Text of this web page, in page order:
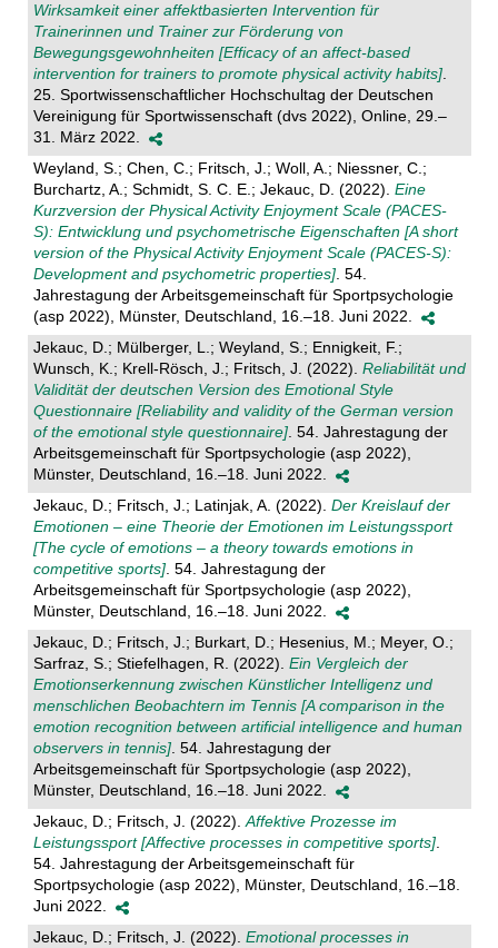
Wirksamkeit einer affektbasierten Intervention für
Trainerinnen und Trainer zur Förderung von
Bewegungsgewohnheiten [Efficacy of an affect-based
intervention for trainers to promote physical activity habits].
25. Sportwissenschaftlicher Hochschultag der Deutschen
Vereinigung für Sportwissenschaft (dvs 2022), Online, 29.–
31. März 2022.
Weyland, S.; Chen, C.; Fritsch, J.; Woll, A.; Niessner, C.;
Burchartz, A.; Schmidt, S. C. E.; Jekauc, D. (2022). Eine
Kurzversion der Physical Activity Enjoyment Scale (PACES-
S): Entwicklung und psychometrische Eigenschaften [A short
version of the Physical Activity Enjoyment Scale (PACES-S):
Development and psychometric properties]. 54.
Jahrestagung der Arbeitsgemeinschaft für Sportpsychologie
(asp 2022), Münster, Deutschland, 16.–18. Juni 2022.
Jekauc, D.; Mülberger, L.; Weyland, S.; Ennigkeit, F.;
Wunsch, K.; Krell-Rösch, J.; Fritsch, J. (2022). Reliabilität und
Validität der deutschen Version des Emotional Style
Questionnaire [Reliability and validity of the German version
of the emotional style questionnaire]. 54. Jahrestagung der
Arbeitsgemeinschaft für Sportpsychologie (asp 2022),
Münster, Deutschland, 16.–18. Juni 2022.
Jekauc, D.; Fritsch, J.; Latinjak, A. (2022). Der Kreislauf der
Emotionen – eine Theorie der Emotionen im Leistungssport
[The cycle of emotions – a theory towards emotions in
competitive sports]. 54. Jahrestagung der
Arbeitsgemeinschaft für Sportpsychologie (asp 2022),
Münster, Deutschland, 16.–18. Juni 2022.
Jekauc, D.; Fritsch, J.; Burkart, D.; Hesenius, M.; Meyer, O.;
Sarfraz, S.; Stiefelhagen, R. (2022). Ein Vergleich der
Emotionserkennung zwischen Künstlicher Intelligenz und
menschlichen Beobachtern im Tennis [A comparison in the
emotion recognition between artificial intelligence and human
observers in tennis]. 54. Jahrestagung der
Arbeitsgemeinschaft für Sportpsychologie (asp 2022),
Münster, Deutschland, 16.–18. Juni 2022.
Jekauc, D.; Fritsch, J. (2022).Affektive Prozesse im
Leistungssport [Affective processes in competitive sports].
54. Jahrestagung der Arbeitsgemeinschaft für
Sportpsychologie (asp 2022), Münster, Deutschland, 16.–18.
Juni 2022.
Jekauc, D.; Fritsch, J. (2022). Emotional processes in